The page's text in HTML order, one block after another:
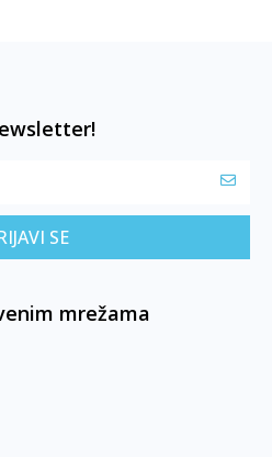
SE
mrežama